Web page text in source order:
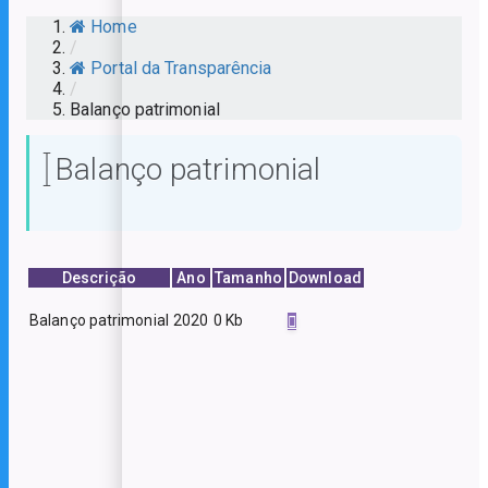
Home
/
Portal da Transparência
/
Balanço patrimonial
Balanço patrimonial
Descrição Ano Tamanho Download
Balanço patrimonial 2020 0 Kb